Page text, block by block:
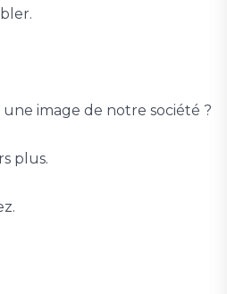
une image de notre société ?
plus.